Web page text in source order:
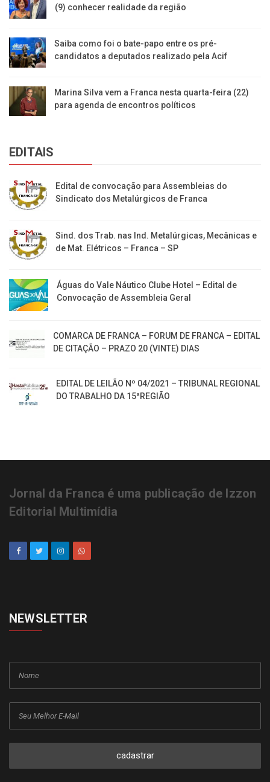
(9) conhecer realidade da região
Saiba como foi o bate-papo entre os pré-
candidatos a deputados realizado pela Acif
Marina Silva vem a Franca nesta quarta-feira (22)
para agenda de encontros políticos
EDITAIS
Edital de convocação para Assembleias do
Sindicato dos Metalúrgicos de Franca
Sind. dos Trab. nas Ind. Metalúrgicas, Mecânicas e
de Mat. Elétricos – Franca – SP
Águas do Vale Náutico Clube Hotel – Edital de
Convocação de Assembleia Geral
COMARCA DE FRANCA – FORUM DE FRANCA – EDITAL
DE CITAÇÃO – PRAZO 20 (VINTE) DIAS
EDITAL DE LEILÃO Nº 04/2021 – TRIBUNAL REGIONAL
DO TRABALHO DA 15ªREGIÃO
Jornal da Franca é uma publicação de Izzon
Editorial Multimídia
NEWSLETTER
cadastrar